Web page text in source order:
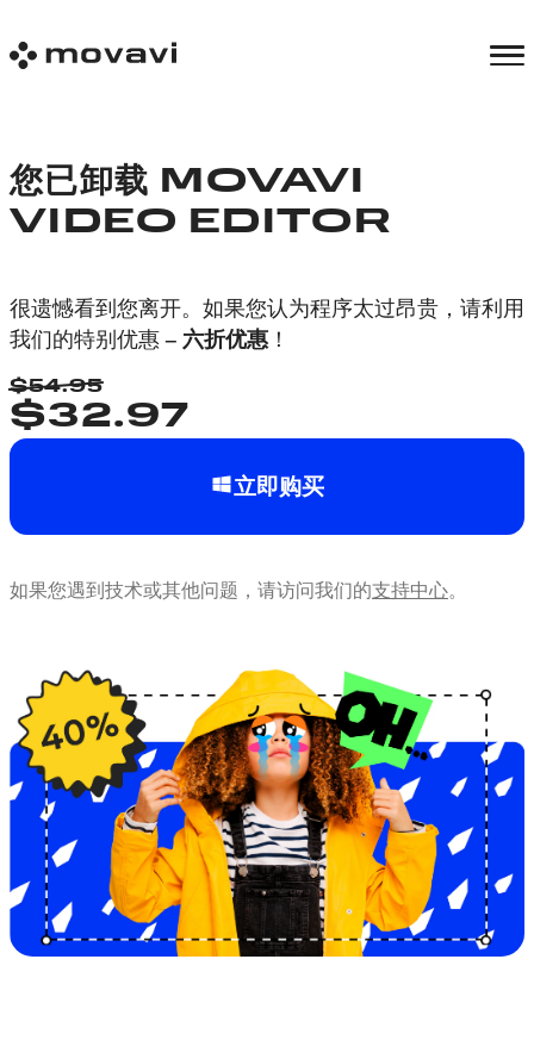
您已卸载 MOVAVI
VIDEO EDITOR
很遗憾看到您离开。如果您认为程序太过昂贵，请利用
我们的特别优惠 – 六折优惠 ！
$54.95
$32.97
立即购买
如果您遇到技术或其他问题，请访问我们的支持中心。